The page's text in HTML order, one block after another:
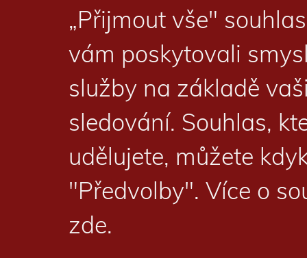
„Přijmout vše"
vám poskytovali
služby na základě
sledování. Souhlas,
udělujete, můžete
"Předvolby". Více o
zde.